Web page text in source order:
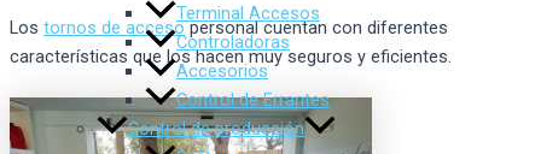
Terminal Accesos
Controladoras
Accesorios
Control de Errantes
Control de producción
Los tornos de accesopersonal cuentan con diferentes
características que los hacen muy seguros y eficientes.